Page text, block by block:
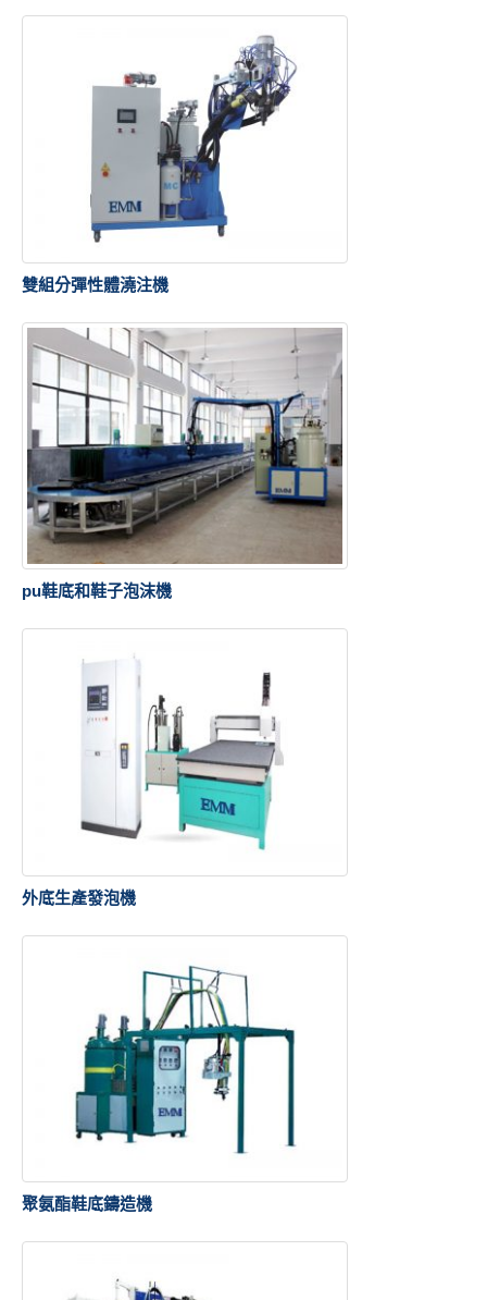
雙組分彈性體澆注機
pu鞋底和鞋子泡沫機
外底生產發泡機
聚氨酯鞋底鑄造機